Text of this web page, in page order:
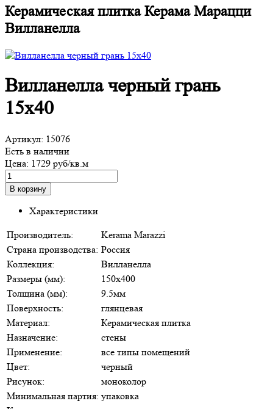
Керамическая плитка Керама Марацци
Вилланелла
Вилланелла черный грань
15х40
Артикул: 15076
Есть в наличии
Цена: 1729 руб/кв.м
Характеристики
Производитель:
Kerama Marazzi
Страна производства: Россия
Коллекция:
Вилланелла
Размеры (мм):
150х400
Толщина (мм):
9.5мм
Поверхность:
глянцевая
Материал:
Керамическая плитка
Назначение:
стены
Применение:
все типы помещений
Цвет:
черный
Рисунок:
моноколор
Минимальная партия: упаковка